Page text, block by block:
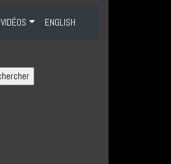
VIDÉOS ENGLISH